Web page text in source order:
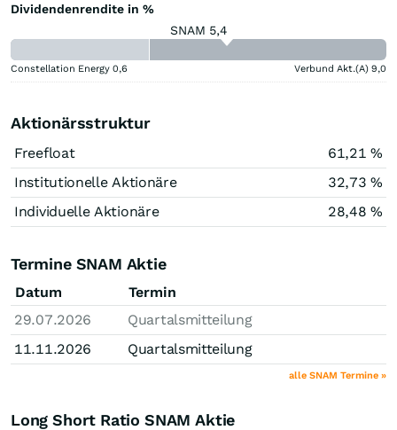
Dividendenrendite in %
SNAM 5,4
Constellation Energy 0,6 Verbund Akt.(A) 9,0
Aktionärsstruktur
Freefloat
61,21 %
Institutionelle Aktionäre
32,73 %
Individuelle Aktionäre
28,48 %
Termine SNAM Aktie
Datum
Termin
29.07.2026
Quartalsmitteilung
11.11.2026
Quartalsmitteilung
alle SNAM Termine »
Long Short Ratio SNAM Aktie